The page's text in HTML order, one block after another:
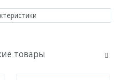
товары